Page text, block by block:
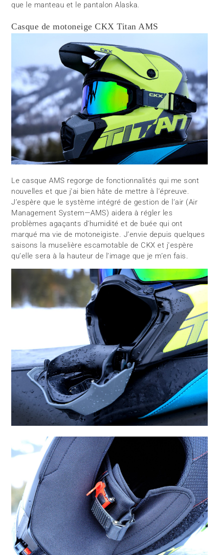
que le manteau et le pantalon Alaska.
Casque de motoneige CKX Titan AMS
Le casque AMS regorge de fonctionnalités qui me sont
nouvelles et que j’ai bien hâte de mettre à l’épreuve.
J’espère que le système intégré de gestion de l’air (Air
Management System—AMS) aidera à régler les
problèmes agaçants d’humidité et de buée qui ont
marqué ma vie de motoneigiste. J’envie depuis quelques
saisons la muselière escamotable de CKX et j’espère
qu’elle sera à la hauteur de l’image que je m’en fais.